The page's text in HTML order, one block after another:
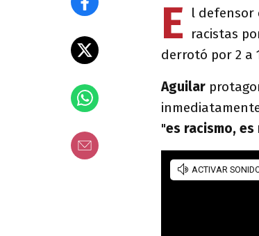
E l defensor
racistas
derrotó por 2 a
Aguilar
"es racismo, es